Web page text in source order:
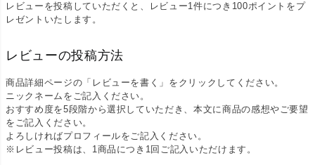
レビューを投稿していただくと、レビュー1件につき100ポイントをプ
レゼントいたします。
レビューの投稿方法
商品詳細ページの「レビューを書く」をクリックしてください。
ニックネームをご記入ください。
おすすめ度を5段階から選択していただき、本文に商品の感想やご要望
をご記入ください。
よろしければプロフィールをご記入ください。
※レビュー投稿は、1商品につき1回ご記入いただけます。